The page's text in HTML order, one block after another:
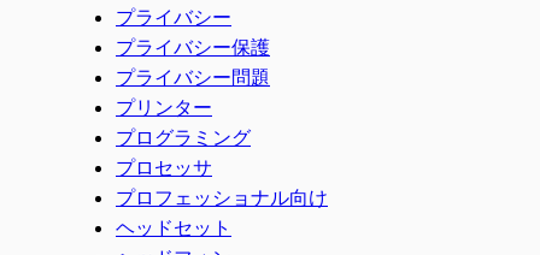
プライバシー
プライバシー保護
プライバシー問題
プリンター
プログラミング
プロセッサ
プロフェッショナル向け
ヘッドセット